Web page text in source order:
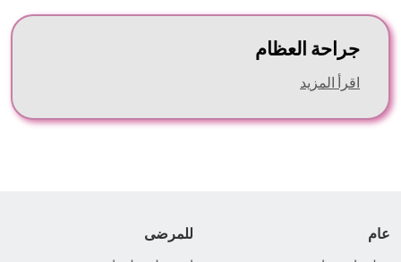
جراحة العظام
اقرأ المزيد
عام للمرضى